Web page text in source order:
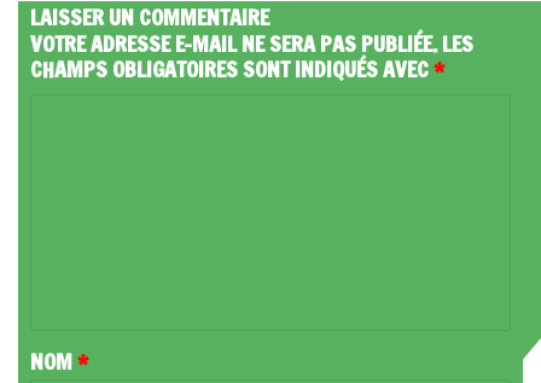
LAISSER UN COMMENTAIRE
VOTRE ADRESSE E-MAIL NE SERA PAS PUBLIÉE.LES
CHAMPS OBLIGATOIRES SONT INDIQUÉS AVEC*
A
NOM*